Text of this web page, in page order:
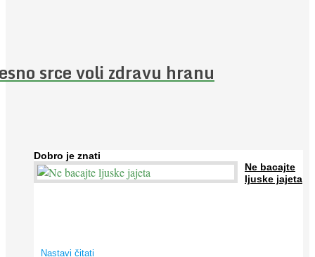
srce voli zdravu hranu
Dobro je znati
Ne bacajte
ljuske jajeta
Nastavi čitati